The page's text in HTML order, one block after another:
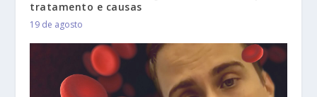
tratamento e causas
19 de agosto